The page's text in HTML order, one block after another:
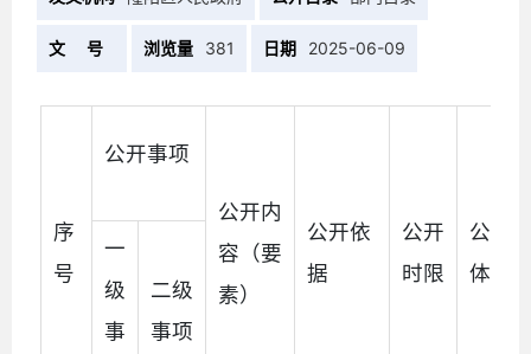
文 号 浏览量 381 日期 2025-06-09
序
号
公开事项
公开内
容（要
素）
公开依
据
公开
时限
公开
体
一
级
事
二级
事项